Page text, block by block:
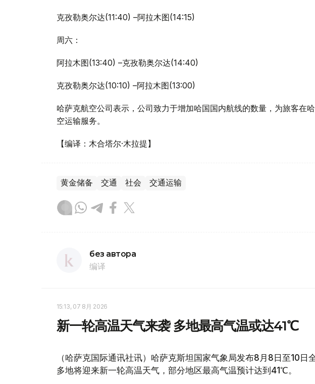
克孜勒奥尔达(11:40) –阿拉木图(14:15)
周六：
阿拉木图(13:40) –克孜勒奥尔达(14:40)
克孜勒奥尔达(10:10) –阿拉木图(13:00)
哈萨克航空公司表示，公司致力于增加哈国国内航线的数量，为旅客在
空运输服务。
【编译：木合塔尔·木拉提】
黄金储备 交通 社会 交通运输
без автора
编译
15:13, 07 8月 2026
新一轮高温天气来袭 多地最高气温或达41℃
（哈萨克国际通讯社讯）哈萨克斯坦国家气象局发布8月8日至10日
多地将迎来新一轮高温天气，部分地区最高气温预计达到41℃。